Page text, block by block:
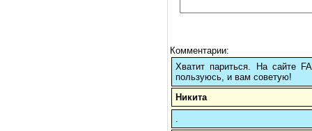
Комментарии:
Хватит париться. На сайте
пользуюсь, и вам советую!
Никита